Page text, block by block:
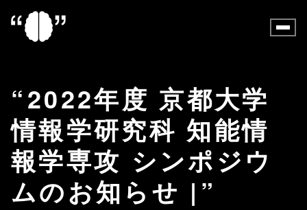
2022年度 京都大学
情報学研究科 知能情
報学専攻 シンポジウ
ムのお知らせ |